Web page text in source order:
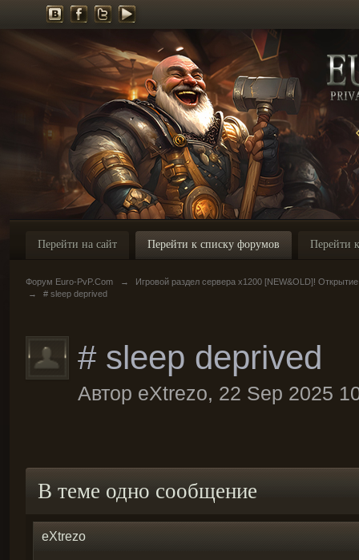
Перейти на сайт Перейти к списку форумов Перейти
Форум Euro-PvP.Com →
Игровой раздел сервера х1200 [NEW&OLD]!
→
# sleep deprived
# sleep deprived
Автор eXtrezo, 22 Sep 2025
В теме одно сообщение
eXtrezo